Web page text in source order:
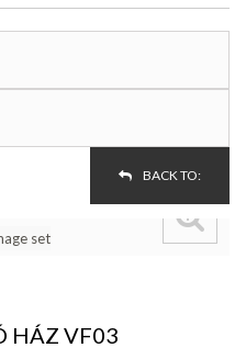
BACK TO:
HÁZ VF03